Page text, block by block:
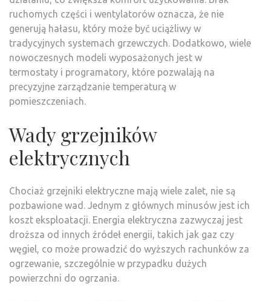
ruchomych części i wentylatorów oznacza, że nie
generują hałasu, który może być uciążliwy w
tradycyjnych systemach grzewczych. Dodatkowo, wiele
nowoczesnych modeli wyposażonych jest w
termostaty i programatory, które pozwalają na
precyzyjne zarządzanie temperaturą w
pomieszczeniach.
Wady grzejników
elektrycznych
Chociaż grzejniki elektryczne mają wiele zalet, nie są
pozbawione wad. Jednym z głównych minusów jest ich
koszt eksploatacji. Energia elektryczna zazwyczaj jest
droższa od innych źródeł energii, takich jak gaz czy
węgiel, co może prowadzić do wyższych rachunków za
ogrzewanie, szczególnie w przypadku dużych
powierzchni do ogrzania.